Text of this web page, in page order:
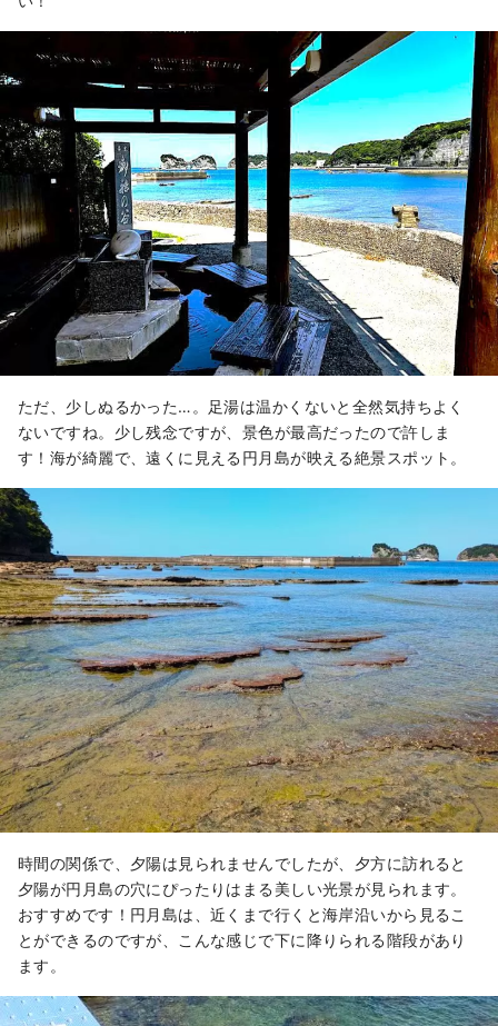
ただ、少しぬるかった…。足湯は温かくないと全然気持ちよく
ないですね。少し残念ですが、景色が最高だったので許しま
す！海が綺麗で、遠くに見える円月島が映える絶景スポット。
時間の関係で、夕陽は見られませんでしたが、夕方に訪れると
夕陽が円月島の穴にぴったりはまる美しい光景が見られます。
おすすめです！円月島は、近くまで行くと海岸沿いから見るこ
とができるのですが、こんな感じで下に降りられる階段があり
ます。